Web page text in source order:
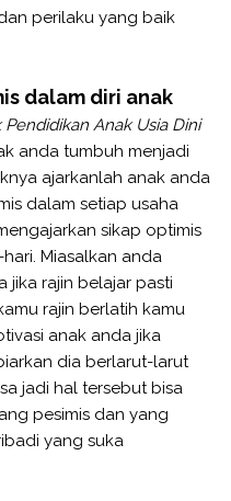
perilaku yang baik
dalam diri anak
Anak Usia Dini
anda tumbuh menjadi
ajarkanlah anak anda
dalam setiap usaha
sikap optimis
Miasalkan anda
jika rajin belajar pasti
rajin berlatih kamu
anak anda jika
dia berlarut-larut
jadi hal tersebut bisa
pesimis dan yang
yang suka